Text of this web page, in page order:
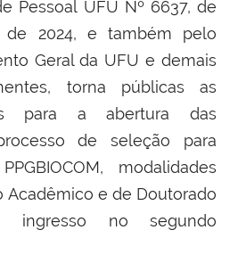
Pessoal UFU Nº 6637, de
de 2024, e também pelo
Geral da UFU e demais
torna públicas as
para a abertura das
de seleção para
modalidades
Acadêmico e de Doutorado
ingresso no segundo